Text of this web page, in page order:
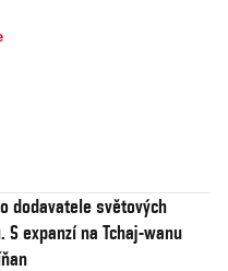
dodavatele světových
S expanzí na Tchaj-wanu